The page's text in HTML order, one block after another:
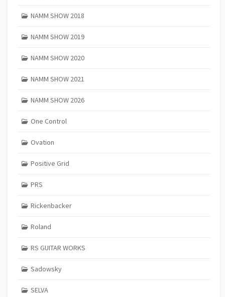
NAMM SHOW 2018
NAMM SHOW 2019
NAMM SHOW 2020
NAMM SHOW 2021
NAMM SHOW 2026
One Control
Ovation
Positive Grid
PRS
Rickenbacker
Roland
RS GUITAR WORKS
Sadowsky
SELVA